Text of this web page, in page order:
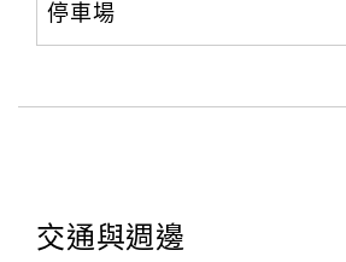
停車場
交通與週邊